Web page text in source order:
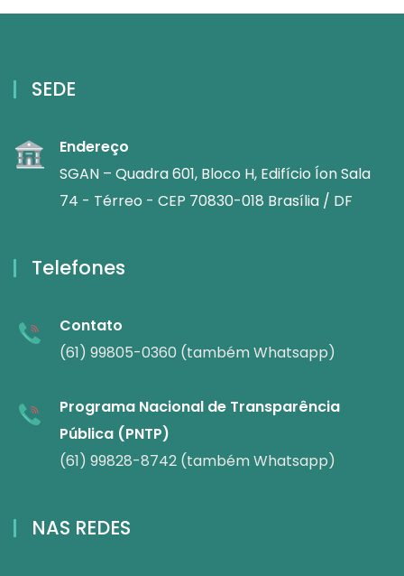
SEDE
Endereço
SGAN – Quadra 601, Bloco H, Edifício Íon Sala
74 - Térreo - CEP 70830-018 Brasília / DF
Telefones
Contato
(61) 99805-0360 (também Whatsapp)
Programa Nacional de Transparência
Pública (PNTP)
(61) 99828-8742 (também Whatsapp)
NAS REDES